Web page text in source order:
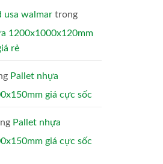
usa walmar trong
1200x1000x120mm
rẻ
Pallet nhựa
giá cực sốc
Pallet nhựa
giá cực sốc